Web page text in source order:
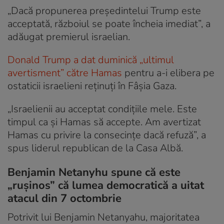
„Dacă propunerea președintelui Trump este
acceptată, războiul se poate încheia imediat”, a
adăugat premierul israelian.
Donald Trump a dat duminică „ultimul
avertisment” către Hamas pentru a-i elibera pe
ostaticii israelieni reținuți în Fâșia Gaza.
„Israelienii au acceptat condițiile mele. Este
timpul ca și Hamas să accepte. Am avertizat
Hamas cu privire la consecințe dacă refuză”, a
spus liderul republican de la Casa Albă.
Benjamin Netanyhu spune că este
„rușinos” că lumea democratică a uitat
atacul din 7 octombrie
Potrivit lui Benjamin Netanyahu, majoritatea